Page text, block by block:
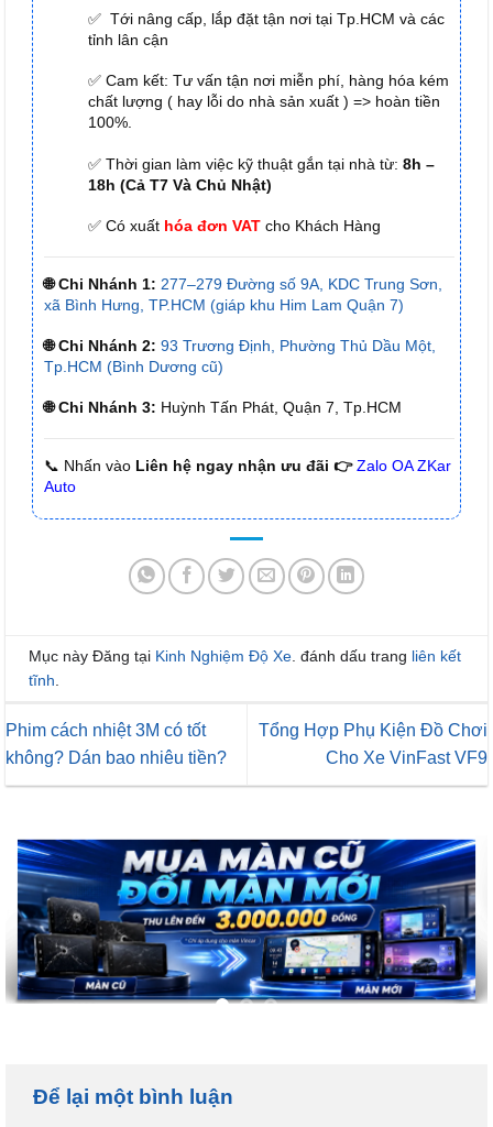
✅ Tới nâng cấp, lắp đặt tận nơi tại Tp.HCM và các
tỉnh lân cận
✅ Cam kết: Tư vấn tận nơi miễn phí, hàng hóa kém
chất lượng ( hay lỗi do nhà sản xuất ) => hoàn tiền
100%.
✅ Thời gian làm việc kỹ thuật gắn tại nhà từ: 8h –
18h (Cả T7 Và Chủ Nhật)
✅ Có xuất hóa đơn VAT cho Khách Hàng
🌐 Chi Nhánh 1: 277–279 Đường số 9A, KDC Trung Sơn,
xã Bình Hưng, TP.HCM (giáp khu Him Lam Quận 7)
🌐 Chi Nhánh 2: 93 Trương Định, Phường Thủ Dầu Một,
Tp.HCM (Bình Dương cũ)
🌐 Chi Nhánh 3: Huỳnh Tấn Phát, Quận 7, Tp.HCM
📞 Nhấn vào Liên hệ ngay nhận ưu đãi 👉 Zalo OA ZKar
Auto
Mục này Đăng tại Kinh Nghiệm Độ Xe . đánh dấu trang liên kết
tĩnh
Phim cách nhiệt 3M có tốt
không? Dán bao nhiêu tiền?
Tổng Hợp Phụ Kiện Đồ Chơi
Cho Xe VinFast VF9
Để lại một bình luận